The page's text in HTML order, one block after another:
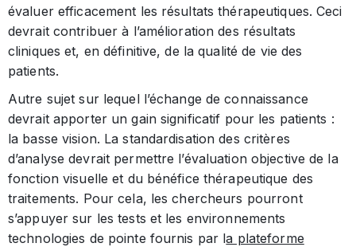
évaluer efficacement les résultats thérapeutiques. Ceci
devrait contribuer à l’amélioration des résultats
cliniques et, en définitive, de la qualité de vie des
patients.
Autre sujet sur lequel l’échange de connaissance
devrait apporter un gain significatif pour les patients :
la basse vision. La standardisation des critères
d’analyse devrait permettre l’évaluation objective de la
fonction visuelle et du bénéfice thérapeutique des
traitements. Pour cela, les chercheurs pourront
s’appuyer sur les tests et les environnements
technologies de pointe fournis par la plateforme